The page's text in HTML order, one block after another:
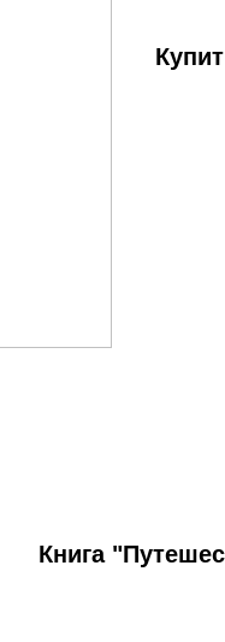
Книга